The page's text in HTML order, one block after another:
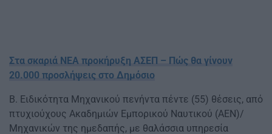
Στα σκαριά ΝΕΑ προκήρυξη ΑΣΕΠ – Πώς θα γίνουν
20.000 προσλήψεις στο Δημόσιο
Β. Ειδικότητα Μηχανικού πενήντα πέντε (55) θέσεις, από
πτυχιούχους Ακαδημιών Εμπορικού Ναυτικού (ΑΕΝ)/
Μηχανικών της ημεδαπής, με θαλάσσια υπηρεσία